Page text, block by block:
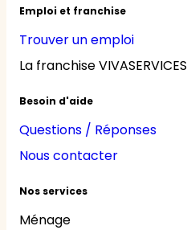
Emploi et franchise
Trouver un emploi
La franchise VIVASERVICES
Besoin d'aide
Questions / Réponses
Nous contacter
Nos services
Ménage